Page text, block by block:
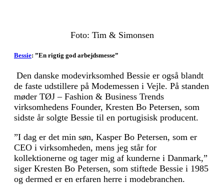
Foto: Tim & Simonsen
Bessie: ”En rigtig god arbejdsmesse”
Den danske modevirksomhed Bessie er også blandt
de faste udstillere på Modemessen i Vejle. På standen
møder TØJ – Fashion & Business Trends
virksomhedens Founder, Kresten Bo Petersen, som
sidste år solgte Bessie til en portugisisk producent.
”I dag er det min søn, Kasper Bo Petersen, som er
CEO i virksomheden, mens jeg står for
kollektionerne og tager mig af kunderne i Danmark,”
siger Kresten Bo Petersen, som stiftede Bessie i 1985
og dermed er en erfaren herre i modebranchen.